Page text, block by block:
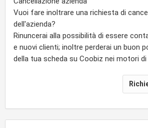
Vuoi fare inoltrare una richiesta di
dell'azienda?
Rinuncerai alla possibilità di essere
e nuovi clienti; inoltre perderai un buon
della tua scheda su Coobiz nei motori di